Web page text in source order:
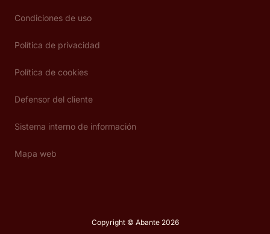
Condiciones de uso
Política de privacidad
Política de cookies
Defensor del cliente
Sistema interno de información
Mapa web
Copyright © Abante 2026